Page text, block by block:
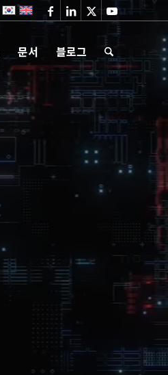
문서 블로그